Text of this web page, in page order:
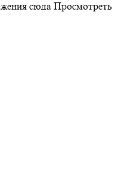
сюда Просмотреть